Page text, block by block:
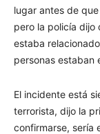
lugar antes de
pero la policía dijo
estaba
personas estaban
El incidente está
terrorista, dijo la
confirmarse, sería